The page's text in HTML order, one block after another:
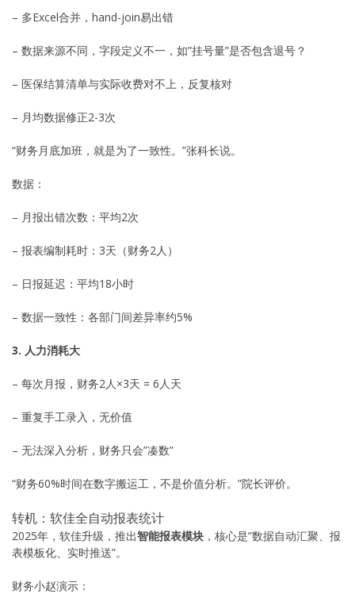
– 多Excel合并，hand-join易出错
– 数据来源不同，字段定义不一，如”挂号量”是否包含退号？
– 医保结算清单与实际收费对不上，反复核对
– 月均数据修正2-3次
“财务月底加班，就是为了一致性。”张科长说。
数据：
– 月报出错次数：平均2次
– 报表编制耗时：3天（财务2人）
– 日报延迟：平均18小时
– 数据一致性：各部门间差异率约5%
3. 人力消耗大
– 每次月报，财务2人×3天 = 6人天
– 重复手工录入，无价值
– 无法深入分析，财务只会”凑数”
“财务60%时间在数字搬运工，不是价值分析。”院长评价。
转机：软佳全自动报表统计
2025年，软佳升级，推出智能报表模块 ，核心是”数据自动汇聚、报
表模板化、实时推送”。
财务小赵演示：